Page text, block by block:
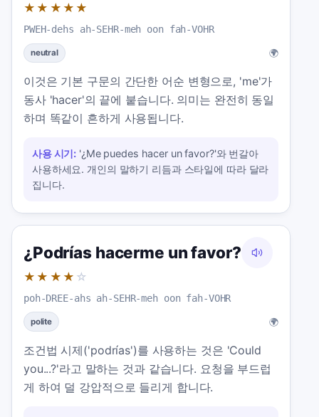
★★★★★
PWEH-dehs ah-SEHR-meh oon fah-VOHR
neutral 🌍
이것은 기본 구문의 간단한 어순 변형으로, 'me'가
동사 'hacer'의 끝에 붙습니다. 의미는 완전히 동일
하며 똑같이 흔하게 사용됩니다.
사용 시기: '¿Me puedes hacer un favor?'와 번갈아
사용하세요. 개인의 말하기 리듬과 스타일에 따라 달라
집니다.
¿Podrías hacerme un favor?
★★★★ ☆
poh-DREE-ahs ah-SEHR-meh oon fah-VOHR
polite 🌍
조건법 시제('podrías')를 사용하는 것은 'Could
you...?'라고 말하는 것과 같습니다. 요청을 부드럽
게 하여 덜 강압적으로 들리게 합니다.